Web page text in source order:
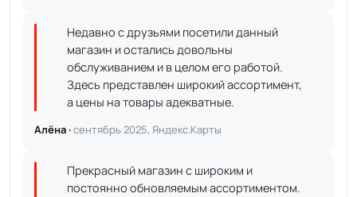
Недавно с друзьями посетили данный
магазин и остались довольны
обслуживанием и в целом его работой.
Здесь представлен широкий ассортимент,
а цены на товары адекватные.
Алёна ·сентябрь 2025, Яндекс.Карты
Прекрасный магазин с широким и
постоянно обновляемым ассортиментом.